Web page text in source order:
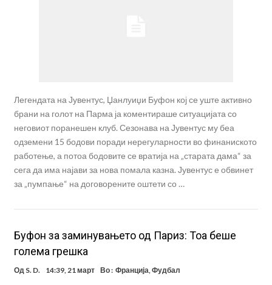
Легендата на Јувентус, Џанлуиџи Буфон кој се уште активно
брани на голот на Парма ја коментираше ситуацијата со
неговиот поранешен клуб. Сезонава на Јувентус му беа
одземени 15 бодови поради нерегуларности во финаниското
работење, а потоа бодовите се вратија на „старата дама“ за
сега да има најави за нова помала казна. Јувентус е обвинет
за „пумпање“ на договорените оштети со …
Буфон за заминувањето од Париз: Тоа беше
голема грешка
Од S. D. 14:39, 21 март Во : Франција Фудбал